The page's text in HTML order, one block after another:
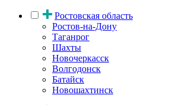
Ростовская область
Ростов-на-Дону
Таганрог
Шахты
Новочеркасск
Волгодонск
Батайск
Новошахтинск